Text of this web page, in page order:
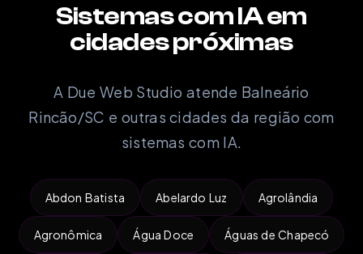
Sistemas com IA em
cidades próximas
A Due Web Studio atende Balneário
Rincão/SC e outras cidades da região com
sistemas com IA.
Abdon Batista Abelardo Luz Agrolândia
Agronômica Água Doce Águas de Chapecó